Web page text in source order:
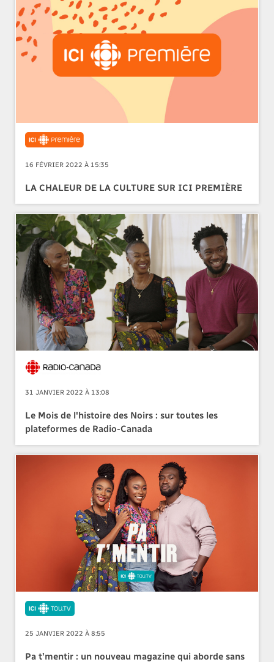
16 FÉVRIER 2022 À 15:35
LA CHALEUR DE LA CULTURE SUR ICI PREMIÈRE
31 JANVIER 2022 À 13:08
Le Mois de l'histoire des Noirs : sur toutes les
plateformes de Radio-Canada
25 JANVIER 2022 À 8:55
Pa t’mentir : un nouveau magazine qui aborde sans